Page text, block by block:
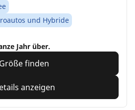
und Hybride
Jahr über.
Größe finden
anzeigen